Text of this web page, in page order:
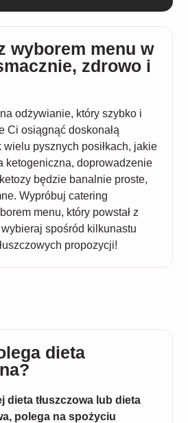
wyborem menu w
zdrowo i
odżywianie, który szybko i
Ci osiągnąć doskonałą
pysznych posiłkach, jakie
ketogeniczna, doprowadzenie
będzie banalnie proste,
Wypróbuj catering
menu, który powstał z
spośród kilkunastu
propozycji!
dieta
dieta tłuszczowa lub dieta
polega na spożyciu